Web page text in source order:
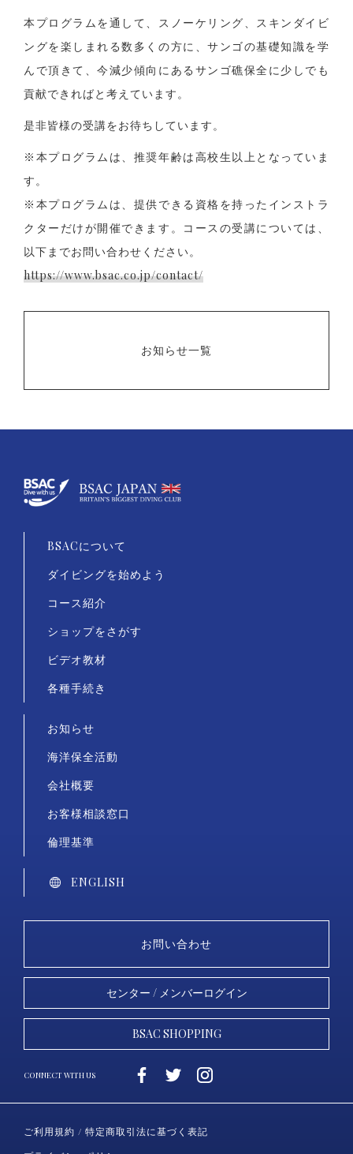
本プログラムを通して、スノーケリング、スキンダイビ
ングを楽しまれる数多くの方に、サンゴの基礎知識を学
んで頂きて、今減少傾向にあるサンゴ礁保全に少しでも
貢献できればと考えています。
是非皆様の受講をお待ちしています。
※本プログラムは、推奨年齢は高校生以上となっていま
す。
※本プログラムは、提供できる資格を持ったインストラ
クターだけが開催できます。コースの受講については、
以下までお問い合わせください。
https://www.bsac.co.jp/contact/
お知らせ一覧
BSACについて
ダイビングを始めよう
コース紹介
ショップをさがす
ビデオ教材
各種手続き
お知らせ
海洋保全活動
会社概要
お客様相談窓口
倫理基準
ENGLISH
お問い合わせ
センター / メンバーログイン
BSAC SHOPPING
ご利用規約 / 特定商取引法に基づく表記